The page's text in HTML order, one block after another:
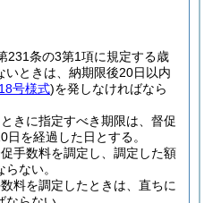
231条の3第1項に規定する歳
いときは、納期限後20日以内
号様式)を発しなければなら
きに指定すべき期限は、督促
を経過した日とする。
手数料を調定し、調定した額
ない。
料を調定したときは、直ちに